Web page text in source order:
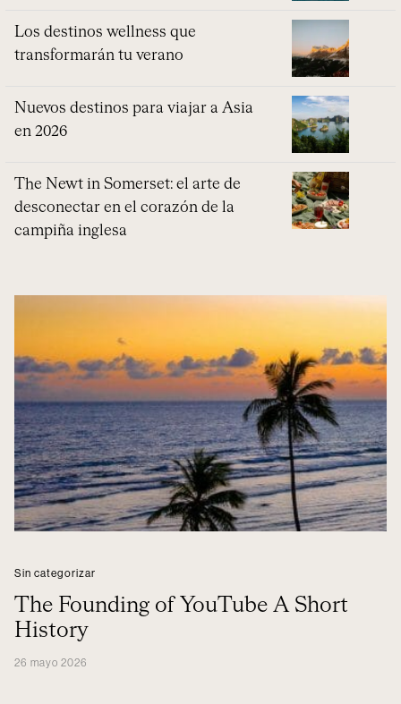
Los destinos wellness que
transformarán tu verano
Nuevos destinos para viajar a Asia
en 2026
The Newt in Somerset: el arte de
desconectar en el corazón de la
campiña inglesa
Sin categorizar
The Founding of YouTube A Short
History
26 mayo 2026